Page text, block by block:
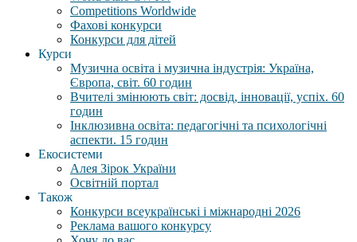
Competitions Worldwide
Фахові конкурси
Конкурси для дітей
Курси
Музична освіта і музична індустрія: Україна,
Європа, світ. 60 годин
Вчителі змінюють світ: досвід, інновації, успіх. 60
годин
Інклюзивна освіта: педагогічні та психологічні
аспекти. 15 годин
Екосистеми
Алея Зірок України
Освітній портал
Також
Конкурси всеукраїнські і міжнародні 2026
Реклама вашого конкурсу